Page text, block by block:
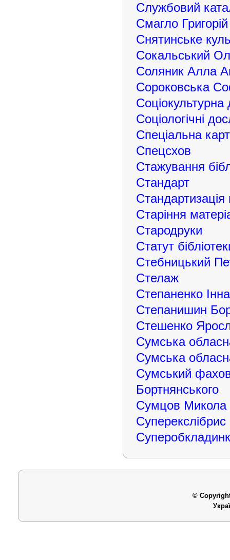
Службовий
Смагло
Снятинське
Сокальський
Соляник Алла
Сороковська
Соціокультурна
Соціологічні
Спеціальна
Спецсхов
Стажування
Стандарт
Стандартизація
Старіння
Стародруки
Статут
Стебницький
Стелаж
Степаненко
Степанишин
Стешенко
Сумська
Сумська
Сумський
Бортнянського
Сумцов Микола
Суперекслібрис
©